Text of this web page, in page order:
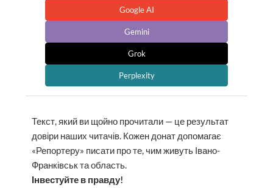
Google AI
Gemini
Grok
Perplexity
Текст, який ви щойно прочитали — це результат
довіри наших читачів. Кожен донат допомагає
«Репортеру» писати про те, чим живуть Івано-
Франківськ та область.
Інвестуйте в правду!